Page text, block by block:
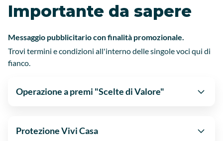
Importante da sapere
Messaggio pubblicitario con finalità promozionale.
Trovi termini e condizioni all'interno delle singole voci qui di
fianco.
Operazione a premi "Scelte di Valore"
Protezione Vivi Casa